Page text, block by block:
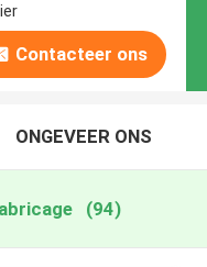
Contacteer ons
ONGEVEER ONS
(94)